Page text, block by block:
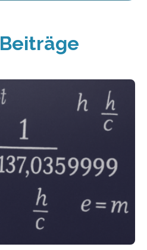
Beiträge